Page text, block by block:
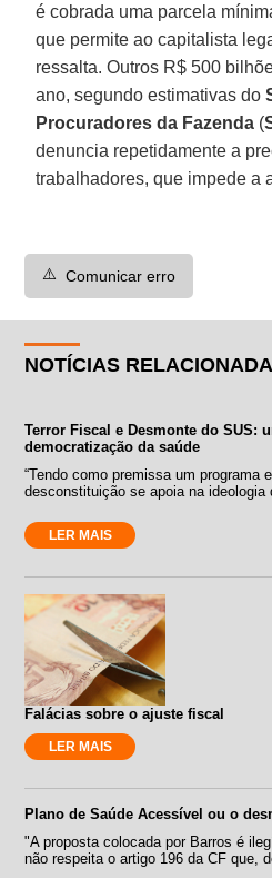
é cobrada uma parcela
que permite ao capitalista
ressalta. Outros R$ 500
ano, segundo estimativas do
Procuradores da Fazenda (
denuncia repetidamente a
trabalhadores, que impede a
⚠️ Comunicar erro
NOTÍCIAS
Terror Fiscal e Desmonte do SUS:
democratização da saúde
“Tendo como premissa um programa
desconstituição se apoia na
LER MAIS
Falácias sobre o ajuste fiscal
LER MAIS
Plano de Saúde Acessível ou o
"A proposta colocada por Barros é
não respeita o artigo 196 da CF que,